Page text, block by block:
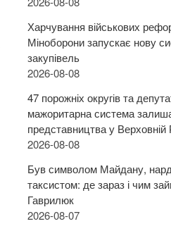
Харчування військових
Міноборони запускає нову
закупівель
2026-08-08
47 порожніх округів та
мажоритарна система
представництва у Верховній
2026-08-08
Був символом Майдану,
таксистом: де зараз і чим
Гаврилюк
2026-08-07